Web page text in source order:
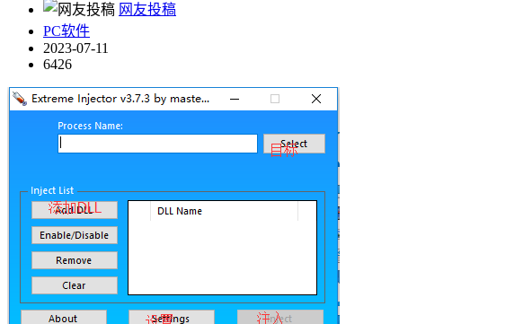
网友投稿
PC软件
2023-07-11
6426